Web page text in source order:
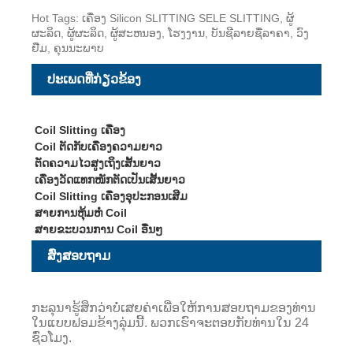
Hot Tags: ເຄື່ອງ Silicon SLITTING SELE SLITTING, ຜູ້
ຜະລິດ, ຜູ້ຜະລິດ, ຜູ້ສະຫນອງ, ໂຮງງານ, ບັນຊີລາຍຊື່ລາຄາ, ວົງ
ຢືມ, ຄຸນນະພາບ
ປະເພດທີ່ກ່ຽວຂ້ອງ
Coil Slitting ເຄື່ອງ
Coil ຕັດກັບເຄື່ອງຄວາມຍາວ
ຕັດຄວາມໄວສູງເຖິງເສັ້ນຍາວ
ເຄື່ອງວັດແທກໜັກຕັດເປັນເສັ້ນຍາວ
Coil Slitting ເຄື່ອງອຸປະກອນເສີມ
ສາຍການຫຸ້ມຫໍ່ Coil
ສາຍຂະບວນການ Coil ອື່ນໆ
ສົ່ງສອບຖາມ
ກະລຸນາຮູ້ສຶກວ່າບໍ່ເສຍຄ່າເພື່ອໃຫ້ການສອບຖາມຂອງທ່ານ
ໃນແບບຟອມຂ້າງລຸ່ມນີ້. ພວກເຮົາຈະຕອບກັບທ່ານໃນ 24
ຊົ່ວໂມງ.